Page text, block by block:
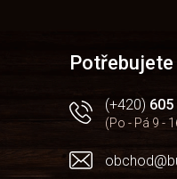
(+420) 605
(Po - Pá 9 -